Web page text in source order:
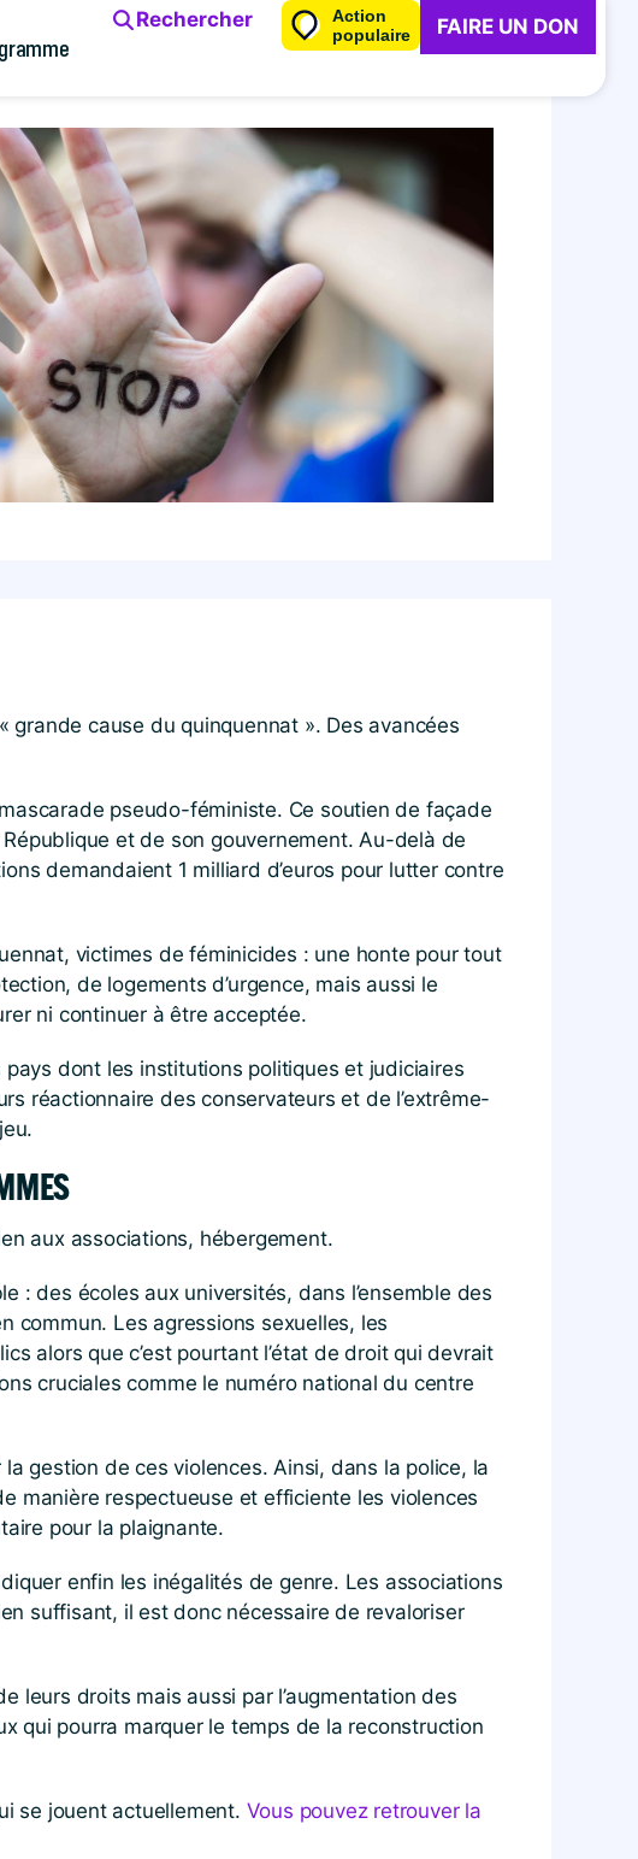
Rechercher
Action
populaire
FAIRE UN DON
grande cause du quinquennat ». Des avancées
pseudo-féministe. Ce soutien de façade
et de son gouvernement. Au-delà de
demandaient 1 milliard d’euros pour lutter contre
victimes de féminicides : une honte pour tout
de logements d’urgence, mais aussi le
ni continuer à être acceptée.
dont les institutions politiques et judiciaires
réactionnaire des conservateurs et de l’extrême-
aux associations, hébergement.
: des écoles aux universités, dans l’ensemble des
commun. Les agressions sexuelles, les
alors que c’est pourtant l’état de droit qui devrait
cruciales comme le numéro national du centre
gestion de ces violences. Ainsi, dans la police, la
manière respectueuse et efficiente les violences
pour la plaignante.
enfin les inégalités de genre. Les associations
suffisant, il est donc nécessaire de revaloriser
leurs droits mais aussi par l’augmentation des
qui pourra marquer le temps de la reconstruction
se jouent actuellement. Vous pouvez retrouver la